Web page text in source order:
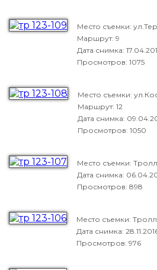
Место съемки:
Маршрут: 9
Дата снимка:
Просмотров: 1075
Место съемки:
Маршрут: 12
Дата снимка:
Просмотров: 1050
Место съемки:
Дата снимка:
Просмотров: 898
Место съемки:
Дата снимка:
Просмотров: 976